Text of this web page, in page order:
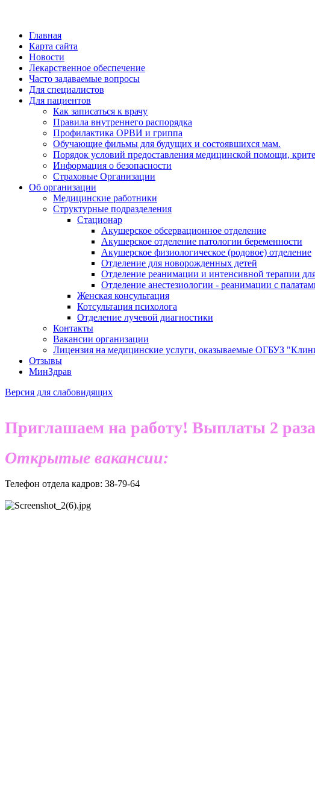
Главная
Карта сайта
Новости
Лекарственное обеспечение
Часто задаваемые вопросы
Для специалистов
Для пациентов
Как записаться к врачу
Правила внутреннего распорядка
Профилактика ОРВИ и гриппа
Обучающие фильмы для будущих и состоявшихся мам.
Порядок условий предоставления медицинской помощи,
Информация о безопасности
Страховые Организации
Об организации
Медицинские работники
Структурные подразделения
Стационар
Акушерское обсервационное отделение
Акушерское отделение патологии беременности
Акушерское физиологическое (родовое) отделение
Отделение для новорожденных детей
Отделение реанимации и интенсивной терапии
Отделение анестезиологии - реанимации с
Женская консультация
Котсультация психолога
Отделение лучевой диагностики
Контакты
Вакансии организации
Лицензия на медицинские услуги, оказываемые ОГБУЗ
Отзывы
МинЗдрав
Версия для слабовидящих
Приглашаем на работу! Выплаты 2
Открытые вакансии:
Телефон отдела кадров: 38-79-64